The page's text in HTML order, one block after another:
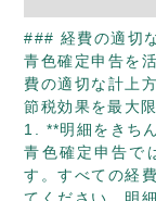
### 経費の適切
青色確定申告を
費の適切な計上
節税効果を最大
1. **明細をきち
青色確定申告で
す。すべての経